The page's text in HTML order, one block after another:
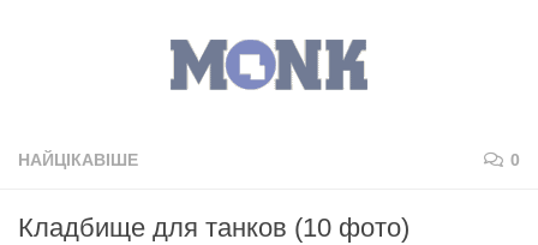
НАЙЦІКАВІШЕ 0
Кладбище для танков (10 фото)